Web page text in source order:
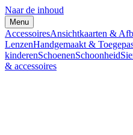
Naar de inhoud
Menu
AccessoiresAnsichtkaarten &
LenzenHandgemaakt &
kinderenSchoenenSchoonheid
& accessoires